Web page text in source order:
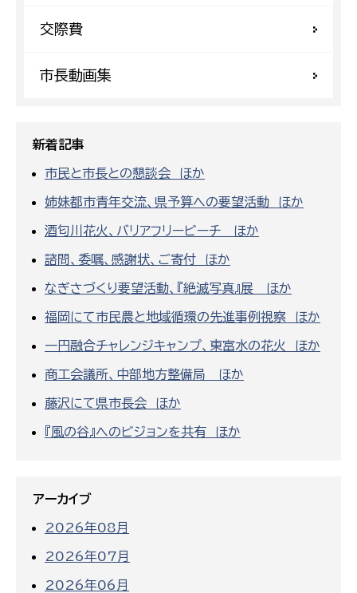
交際費
市長動画集
新着記事
市民と市長との懇談会 ほか
姉妹都市青年交流、県予算への要望活動 ほか
酒匂川花火、バリアフリービーチ ほか
諮問、委嘱、感謝状、ご寄付 ほか
なぎさづくり要望活動、『絶滅写真』展 ほか
福岡にて市民農と地域循環の先進事例視察 ほか
一円融合チャレンジキャンプ、東富水の花火 ほか
商工会議所、中部地方整備局 ほか
藤沢にて県市長会 ほか
『風の谷』へのビジョンを共有 ほか
アーカイブ
2026年08月
2026年07月
2026年06月